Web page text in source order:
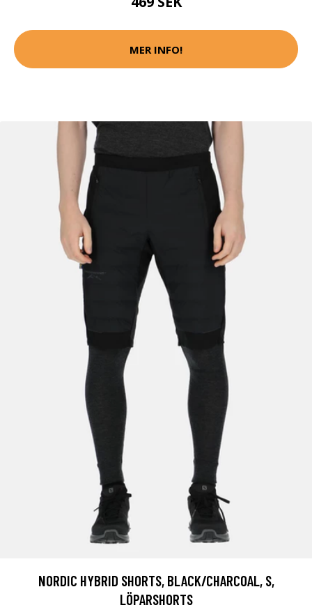
MER INFO!
NORDIC HYBRID SHORTS, BLACK/CHARCOAL, S,
LÖPARSHORTS